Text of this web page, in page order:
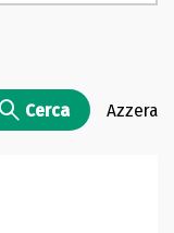
Cerca Azzera